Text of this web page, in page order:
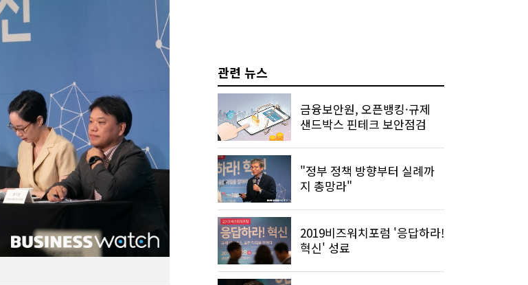
관련 뉴스
금융보안원, 오픈뱅킹·규제
샌드박스 핀테크 보안점검
"정부 정책 방향부터 실례까
지 총망라"
2019비즈워치포럼 '응답하라!
혁신' 성료